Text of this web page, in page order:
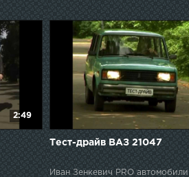
2:49
Тест-драйв ВАЗ 21047
Иван Зенкевич PRO автомобили